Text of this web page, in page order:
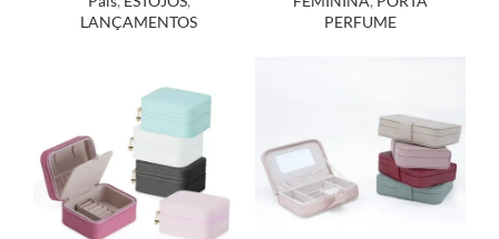
LANÇAMENTOS
PERFUME